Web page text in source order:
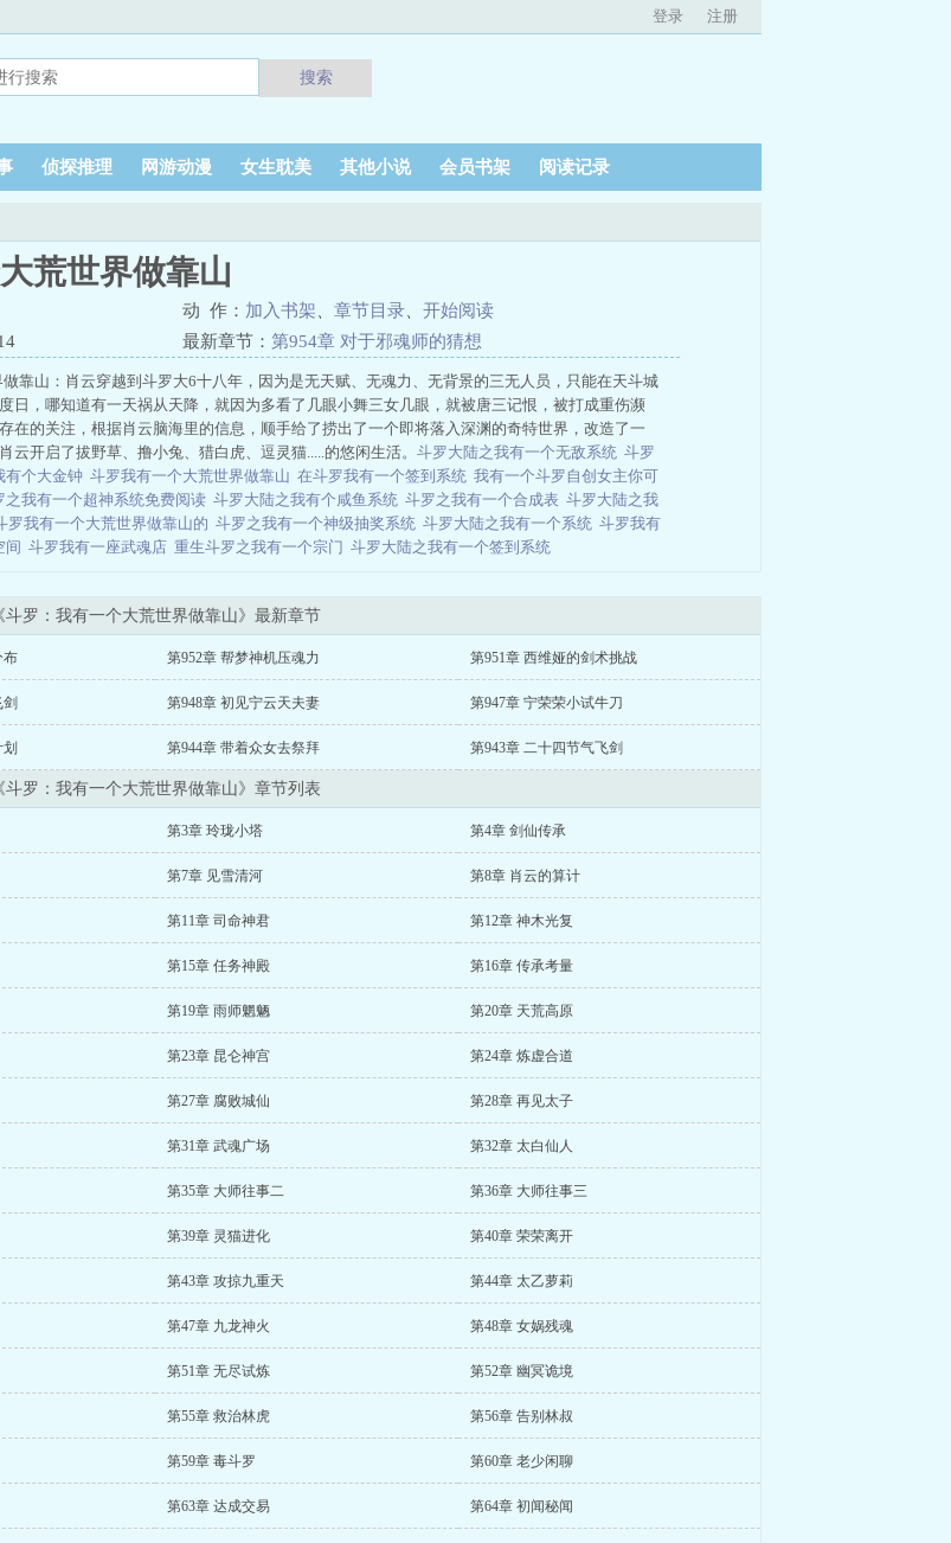
登录 注册
搜索
侦探推理 网游动漫 女生耽美 其他小说 会员书架 阅读记录
荒世界做靠山
动 作： 加入书架 章节目录
开始阅读
最新章节： 第954章 对于邪魂师的猜想
靠山：肖云穿越到斗罗大6十八年，因为是无天赋、无魂力、无背景的三无人员，只能在天斗城
日，哪知道有一天祸从天降，就因为多看了几眼小舞三女几眼，就被唐三记恨，被打成重伤濒
在的关注，根据肖云脑海里的信息，顺手给了捞出了一个即将落入深渊的奇特世界，改造了一
云开启了拔野草、撸小兔、猎白虎、逗灵猫.....的悠闲生活。 斗罗大陆之我有一个无敌系统 斗罗
有个大金钟 斗罗我有一个大荒世界做靠山 在斗罗我有一个签到系统 我有一个斗罗自创女主你可
之我有一个超神系统免费阅读 斗罗大陆之我有个咸鱼系统 斗罗之我有一个合成表 斗罗大陆之我
罗我有一个大荒世界做靠山的 斗罗之我有一个神级抽奖系统 斗罗大陆之我有一个系统 斗罗我有
间 斗罗我有一座武魂店 重生斗罗之我有一个宗门 斗罗大陆之我有一个签到系统
斗罗：我有一个大荒世界做靠山》最新章节
布 第952章 帮梦神机压魂力 第951章 西维娅的剑术挑战
第948章 初见宁云天夫妻 第947章 宁荣荣小试牛刀
第944章 带着众女去祭拜 第943章 二十四节气飞剑
斗罗：我有一个大荒世界做靠山》章节列表
第3章 玲珑小塔 第4章 剑仙传承
第7章 见雪清河 第8章 肖云的算计
第11章 司命神君 第12章 神木光复
第15章 任务神殿 第16章 传承考量
第19章 雨师魍魉 第20章 天荒高原
第23章 昆仑神宫 第24章 炼虚合道
第27章 腐败城仙 第28章 再见太子
第31章 武魂广场 第32章 太白仙人
第35章 大师往事二 第36章 大师往事三
第39章 灵猫进化 第40章 荣荣离开
第43章 攻掠九重天 第44章 太乙萝莉
第47章 九龙神火 第48章 女娲残魂
第51章 无尽试炼 第52章 幽冥诡境
第55章 救治林虎 第56章 告别林叔
第59章 毒斗罗 第60章 老少闲聊
第63章 达成交易 第64章 初闻秘闻